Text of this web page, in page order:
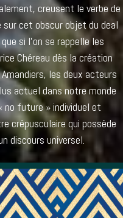
creusent le verbe de
cet obscur objet du deal
si l’on se rappelle les
Chéreau dès la création
les deux acteurs
actuel dans notre monde
no future » individuel et
crépusculaire qui possède
discours universel.